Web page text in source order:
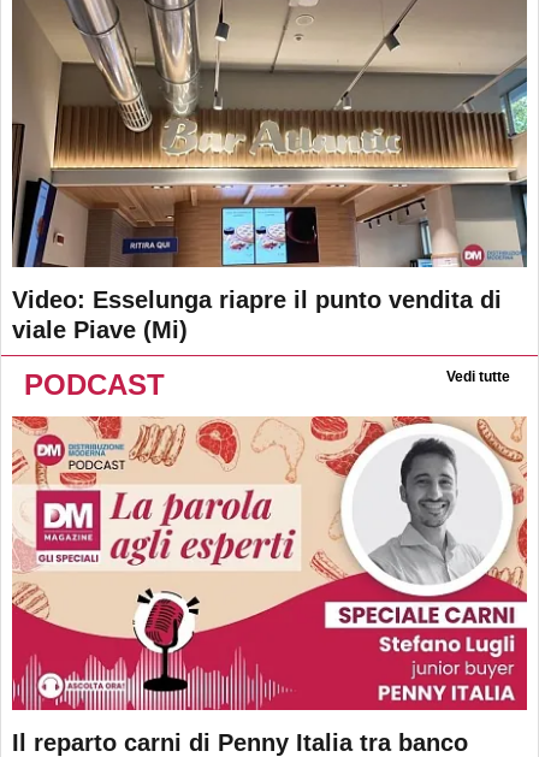
Video: Esselunga riapre il punto vendita di
viale Piave (Mi)
PODCAST Vedi tutte
Il reparto carni di Penny Italia tra banco